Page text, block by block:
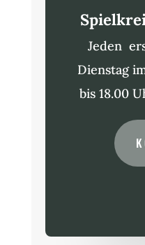
Jeden
Dienstag
bis 18.00